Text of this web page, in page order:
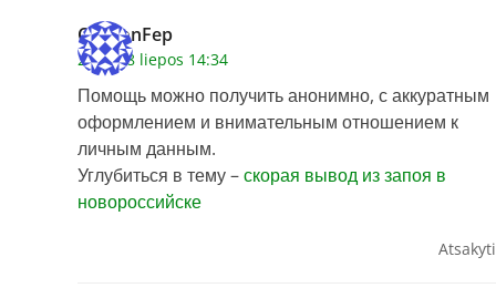
ClaytonFep
2026 28 liepos 14:34
Помощь можно получить анонимно, с аккуратным
оформлением и внимательным отношением к
личным данным.
Углубиться в тему –скорая вывод из запоя в
новороссийске
Atsakyti